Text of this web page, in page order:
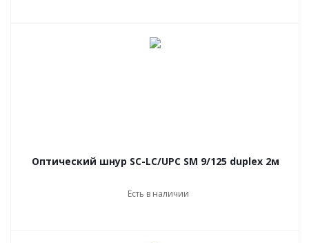
Оптический шнур SC-LC/UPC SM 9/125 duplex 2м
Есть в наличии